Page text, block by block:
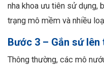
nha khoa ưu tiên sử dụng,
trạng mô mềm và nhiều
Bước 3 – Gắn sứ
Thông thường, các mô